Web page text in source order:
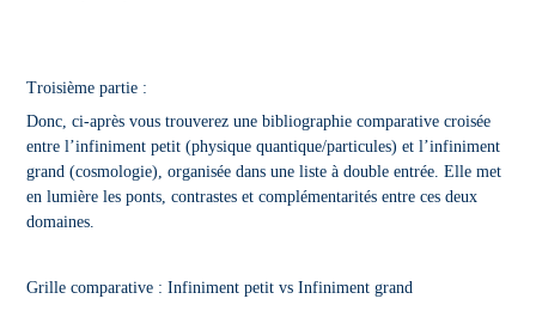
Troisième partie :
Donc, ci-après vous trouverez une bibliographie comparative croisée
entre l’infiniment petit (physique quantique/particules) et l’infiniment
grand (cosmologie), organisée dans une liste à double entrée. Elle met
en lumière les ponts, contrastes et complémentarités entre ces deux
domaines.
Grille comparative : Infiniment petit vs Infiniment grand